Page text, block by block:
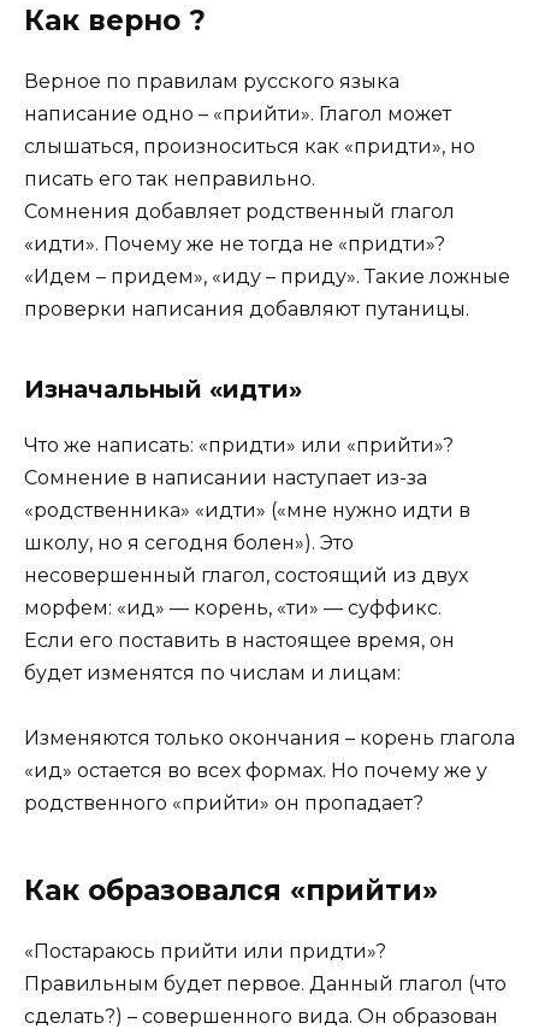
Как верно ?
Верное по правилам русского языка
написание одно – «прийти». Глагол может
слышаться, произноситься как «придти», но
писать его так неправильно.
Сомнения добавляет родственный глагол
«идти». Почему же не тогда не «придти»?
«Идем – придем», «иду – приду». Такие ложные
проверки написания добавляют путаницы.
Изначальный «идти»
Что же написать: «придти» или «прийти»?
Сомнение в написании наступает из-за
«родственника» «идти» («мне нужно идти в
школу, но я сегодня болен»). Это
несовершенный глагол, состоящий из двух
морфем: «ид» — корень, «ти» — суффикс.
Если его поставить в настоящее время, он
будет изменятся по числам и лицам:
Изменяются только окончания – корень глагола
«ид» остается во всех формах. Но почему же у
родственного «прийти» он пропадает?
Как образовался «прийти»
«Постараюсь прийти или придти»?
Правильным будет первое. Данный глагол (что
сделать?) – совершенного вида. Он образован